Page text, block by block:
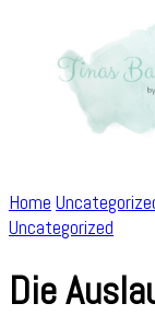
Home
Uncategorized
Die